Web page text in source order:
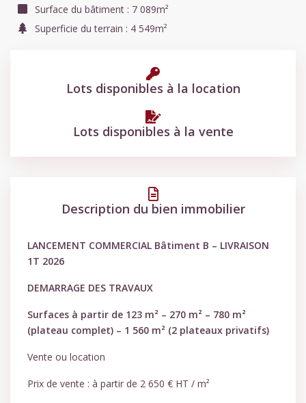
Surface du bâtiment : 7 089m²
Superficie du terrain : 4 549m²
Lots disponibles à la location
Lots disponibles à la vente
Description du bien immobilier
LANCEMENT COMMERCIAL Bâtiment B – LIVRAISON
1T 2026
DEMARRAGE DES TRAVAUX
Surfaces à partir de 123 m² – 270 m² – 780 m²
(plateau complet) – 1 560 m² (2 plateaux privatifs)
Vente ou location
Prix de vente : à partir de 2 650 € HT / m²